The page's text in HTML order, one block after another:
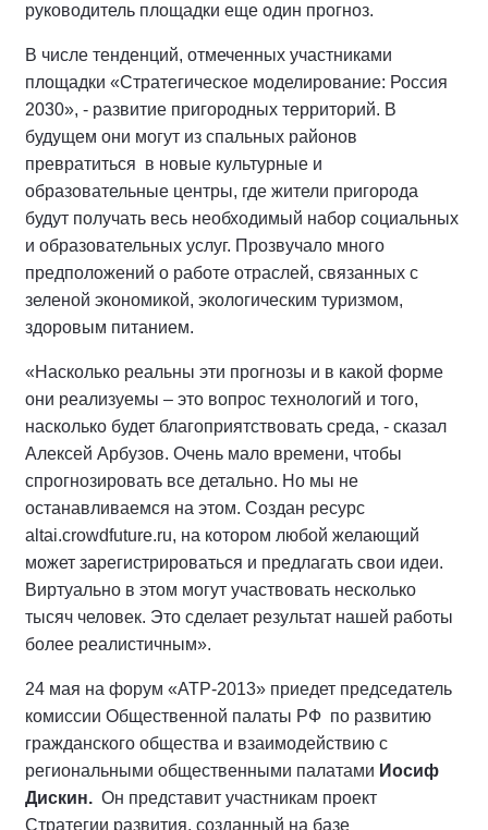
руководитель площадки еще один прогноз.
В числе тенденций, отмеченных участниками
площадки «Стратегическое моделирование: Россия
2030», - развитие пригородных территорий. В
будущем они могут из спальных районов
превратиться в новые культурные и
образовательные центры, где жители пригорода
будут получать весь необходимый набор социальных
и образовательных услуг. Прозвучало много
предположений о работе отраслей, связанных с
зеленой экономикой, экологическим туризмом,
здоровым питанием.
«Насколько реальны эти прогнозы и в какой форме
они реализуемы – это вопрос технологий и того,
насколько будет благоприятствовать среда, - сказал
Алексей Арбузов. Очень мало времени, чтобы
спрогнозировать все детально. Но мы не
останавливаемся на этом. Создан ресурс
altai.crowdfuture.ru, на котором любой желающий
может зарегистрироваться и предлагать свои идеи.
Виртуально в этом могут участвовать несколько
тысяч человек. Это сделает результат нашей работы
более реалистичным».
24 мая на форум «АТР-2013» приедет председатель
комиссии Общественной палаты РФ по развитию
гражданского общества и взаимодействию с
региональными общественными палатами Иосиф
Дискин. Он представит участникам проект
Стратегии развития, созданный на базе